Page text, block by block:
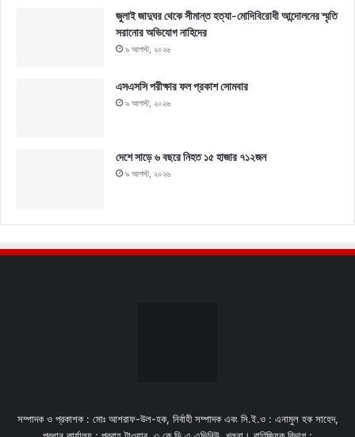
জুলাই জাদুঘর থেকে সীমান্ত হত্যা-মোদিবিরোধী আন্দোলনের স্মৃতি
সরানোর অভিযোগ নাহিদের
৯ আগস্ট, ২০২৬
এসএসসি পরীক্ষার ফল প্রকাশ সোমবার
৯ আগস্ট, ২০২৬
দেশে সাড়ে ৬ বছরে নিহত ১৫ হাজার ৭১২জন
৯ আগস্ট, ২০২৬
সম্পাদক ও প্রকাশক : মোঃ আশরাফ-উল-হক, নির্বাহী সম্পাদক এবং সি.ই.ও : এনামুল হক সাহেদ,